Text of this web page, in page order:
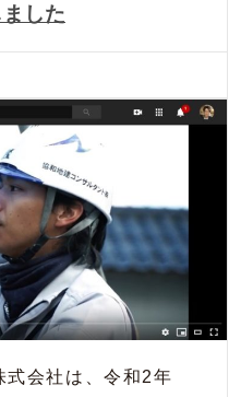
した
式会社は、令和2年